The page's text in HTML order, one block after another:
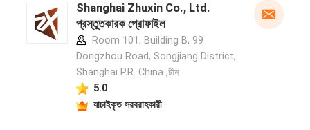
Shanghai Zhuxin Co., Ltd.
প্রস্তুতকারক প্রোফাইল
Room 101, Building B, 99
Dongzhou Road, Songjiang District,
Shanghai P.R. China ,চীন
5.0
যাচাইকৃত সরবরাহকারী